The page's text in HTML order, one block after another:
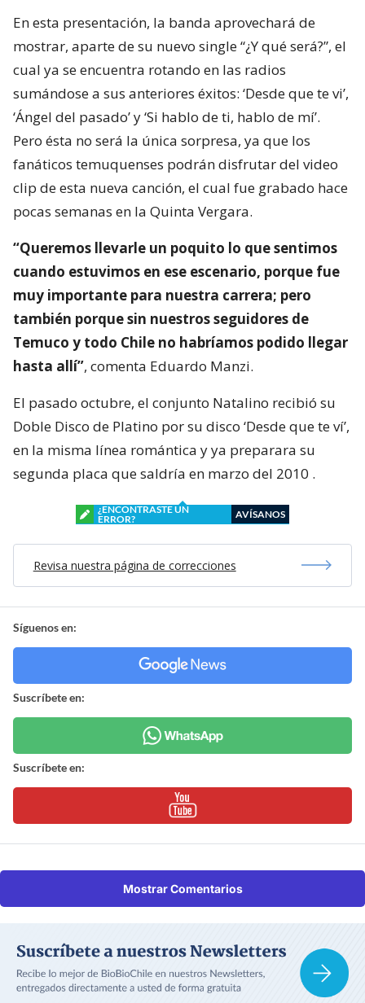
En esta presentación, la banda aprovechará de
mostrar, aparte de su nuevo single “¿Y qué será?”, el
cual ya se encuentra rotando en las radios
sumándose a sus anteriores éxitos: ‘Desde que te vi’,
‘Ángel del pasado’ y ‘Si hablo de ti, hablo de mí’.
Pero ésta no será la única sorpresa, ya que los
fanáticos temuquenses podrán disfrutar del video
clip de esta nueva canción, el cual fue grabado hace
pocas semanas en la Quinta Vergara.
“Queremos llevarle un poquito lo que sentimos
cuando estuvimos en ese escenario, porque fue
muy importante para nuestra carrera; pero
también porque sin nuestros seguidores de
Temuco y todo Chile no habríamos podido llegar
hasta allí”, comenta Eduardo Manzi.
El pasado octubre, el conjunto Natalino recibió su
Doble Disco de Platino por su disco ‘Desde que te ví’,
en la misma línea romántica y ya preparara su
segunda placa que saldría en marzo del 2010 .
¿ENCONTRASTE UN
ERROR?
AVÍSANOS
Revisa nuestra página de correcciones
Síguenos en:
Suscríbete en:
Suscríbete en:
Mostrar Comentarios